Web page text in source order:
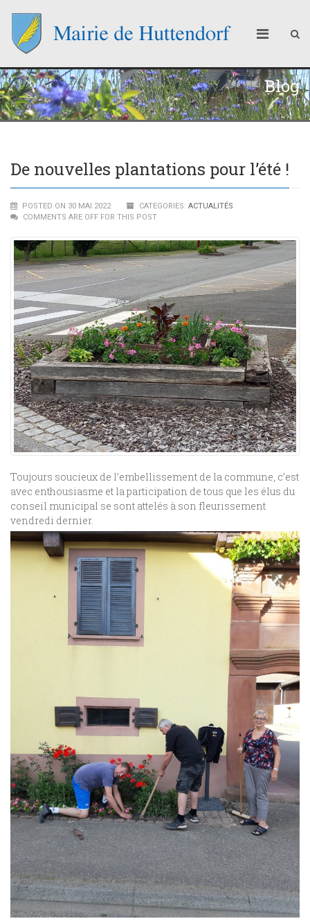
Blog
De nouvelles plantations pour l’été !
POSTED ON 30 MAI 2022 CATEGORIES: ACTUALITÉS
COMMENTS ARE OFF FOR THIS POST
Toujours soucieux de l’embellissement de la commune, c’est
avec enthousiasme et la participation de tous que les élus du
conseil municipal se sont attelés à son fleurissement
vendredi dernier.